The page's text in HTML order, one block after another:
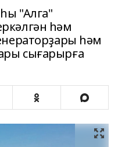
"Алга"
һәм
һәм
сығарырға